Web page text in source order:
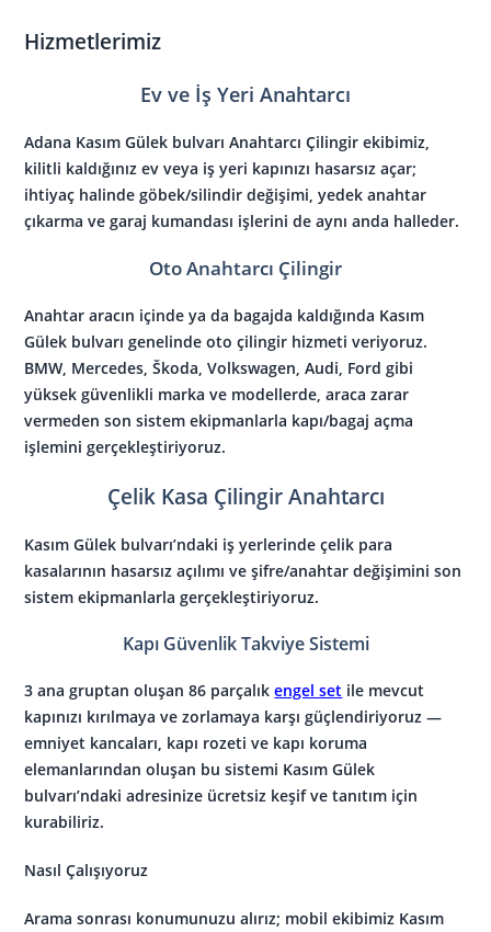
Hizmetlerimiz
Ev ve İş Yeri Anahtarcı
Adana Kasım Gülek bulvarı Anahtarcı Çilingir ekibimiz,
kilitli kaldığınız ev veya iş yeri kapınızı hasarsız açar;
ihtiyaç halinde göbek/silindir değişimi, yedek anahtar
çıkarma ve garaj kumandası işlerini de aynı anda halleder.
Oto Anahtarcı Çilingir
Anahtar aracın içinde ya da bagajda kaldığında Kasım
Gülek bulvarı genelinde oto çilingir hizmeti veriyoruz.
BMW, Mercedes, Škoda, Volkswagen, Audi, Ford gibi
yüksek güvenlikli marka ve modellerde, araca zarar
vermeden son sistem ekipmanlarla kapı/bagaj açma
işlemini gerçekleştiriyoruz.
Çelik Kasa Çilingir Anahtarcı
Kasım Gülek bulvarı’ndaki iş yerlerinde çelik para
kasalarının hasarsız açılımı ve şifre/anahtar değişimini son
sistem ekipmanlarla gerçekleştiriyoruz.
Kapı Güvenlik Takviye Sistemi
3 ana gruptan oluşan 86 parçalık engel set ile mevcut
kapınızı kırılmaya ve zorlamaya karşı güçlendiriyoruz —
emniyet kancaları, kapı rozeti ve kapı koruma
elemanlarından oluşan bu sistemi Kasım Gülek
bulvarı’ndaki adresinize ücretsiz keşif ve tanıtım için
kurabiliriz.
Nasıl Çalışıyoruz
Arama sonrası konumunuzu alırız; mobil ekibimiz Kasım